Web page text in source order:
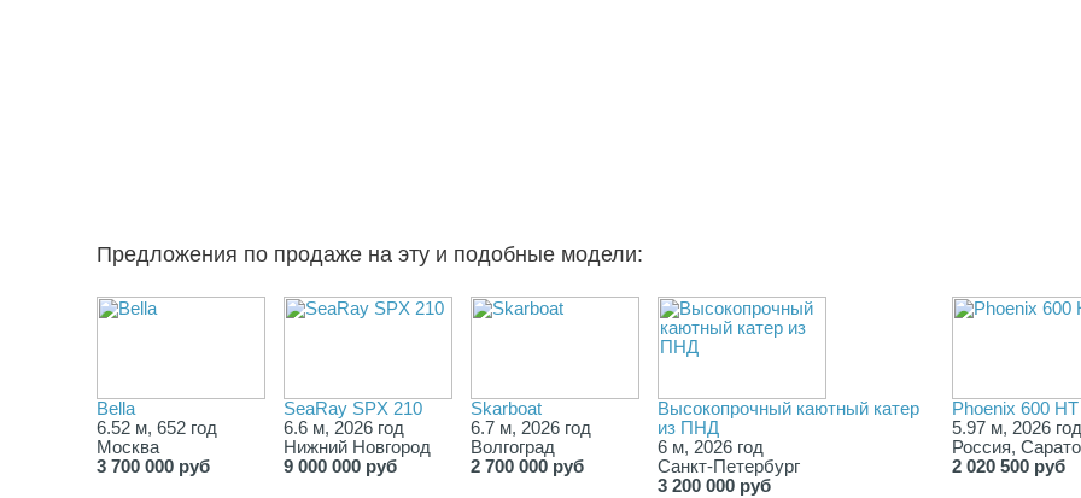
Предложения по продаже на эту и подобные модели:
Bella
6.52 м, 652 год
Москва
3 700 000 руб
SeaRay SPX 210
6.6 м, 2026 год
Нижний Новгород
9 000 000 руб
Skarboat
6.7 м, 2026 год
Волгоград
2 700 000 руб
Высокопрочный каютный катер
из ПНД
6 м, 2026 год
Санкт-Петербург
3 200 000 руб
Phoenix 600 HT
5.97 м, 2026 год
Россия,
2 020 500 руб